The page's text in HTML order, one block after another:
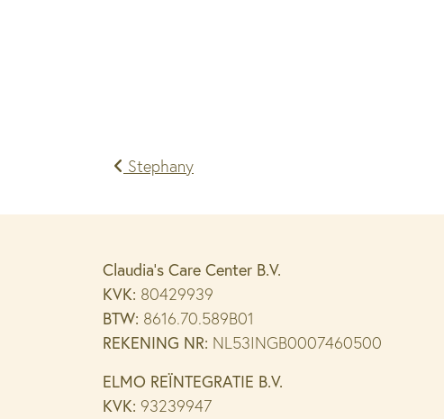
Bericht
Stephany
Claudia’s Care Center B.V.
KVK: 80429939
BTW: 8616.70.589B01
REKENING NR: NL53INGB0007460500
ELMO REÏNTEGRATIE B.V.
KVK: 93239947